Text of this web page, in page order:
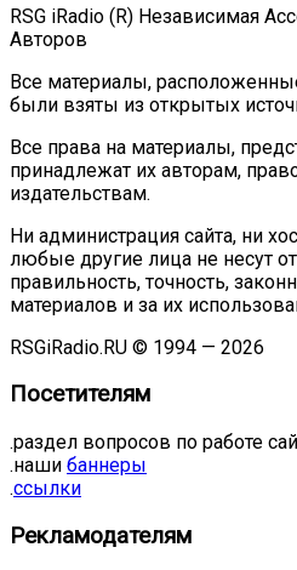
RSG iRadio (R) Независимая
Авторов
Все материалы,
были взяты из открытых
Все права на материалы,
принадлежат их авторам,
издательствам.
Ни администрация сайта, ни
любые другие лица не несут
правильность, точность,
материалов и за их
RSGiRadio.RU © 1994 — 2026
Посетителям
.раздел вопросов по работе
.наши баннеры
.ссылки
Рекламодателям